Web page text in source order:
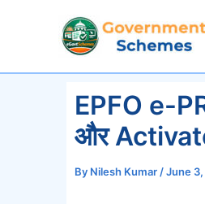
EPFO e-
और
By Nilesh Kumar /June